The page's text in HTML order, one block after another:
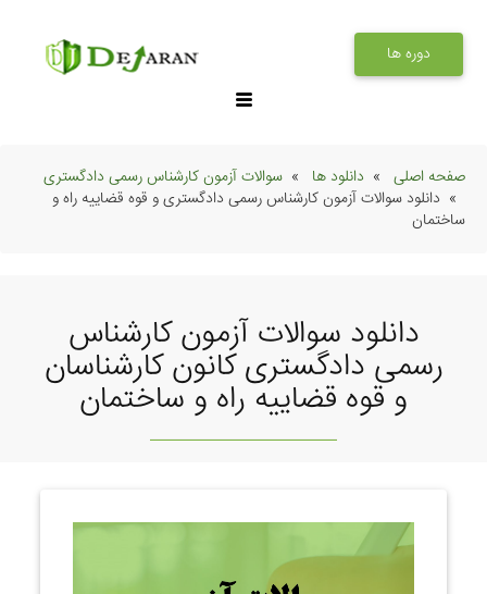
دوره ها
صفحه اصلی دانلود ها
سوالات آزمون کارشناس رسمی دادگستری
دانلود سوالات آزمون کارشناس رسمی دادگستری و قوه قضاییه راه و
ساختمان
دانلود سوالات آزمون کارشناس
رسمی دادگستری کانون کارشناسان
و قوه قضاییه راه و ساختمان